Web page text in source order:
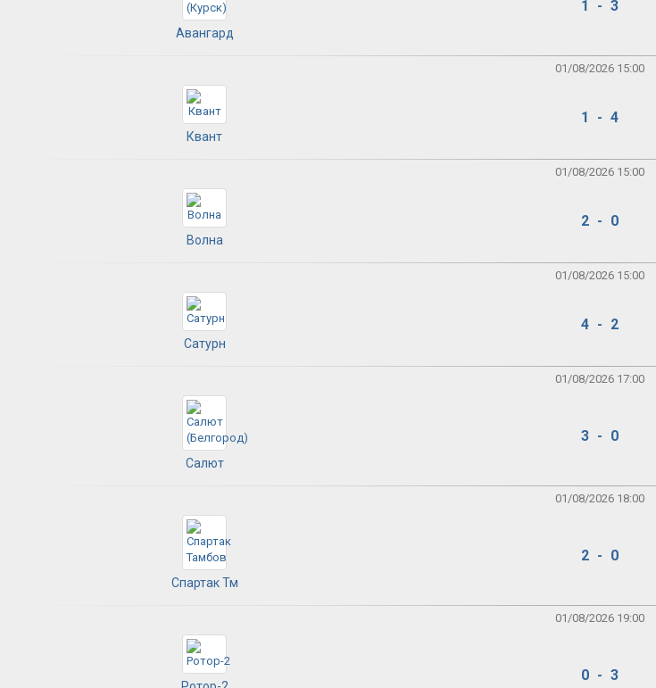
Авангард
1 - 3
01/08/2026 15:00
Квант
1 - 4
01/08/2026 15:00
Волна
2 - 0
01/08/2026 15:00
Сатурн
4 - 2
01/08/2026 17:00
Салют
3 - 0
01/08/2026 18:00
Спартак Тм
2 - 0
01/08/2026 19:00
0 - 3